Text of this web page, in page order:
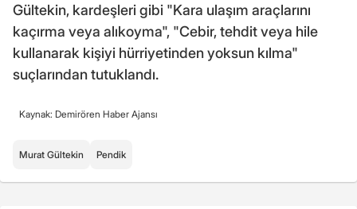
Gültekin, kardeşleri gibi "Kara ulaşım araçlarını
kaçırma veya alıkoyma", "Cebir, tehdit veya hile
kullanarak kişiyi hürriyetinden yoksun kılma"
suçlarından tutuklandı.
Kaynak: Demirören Haber Ajansı
Murat Gültekin Pendik